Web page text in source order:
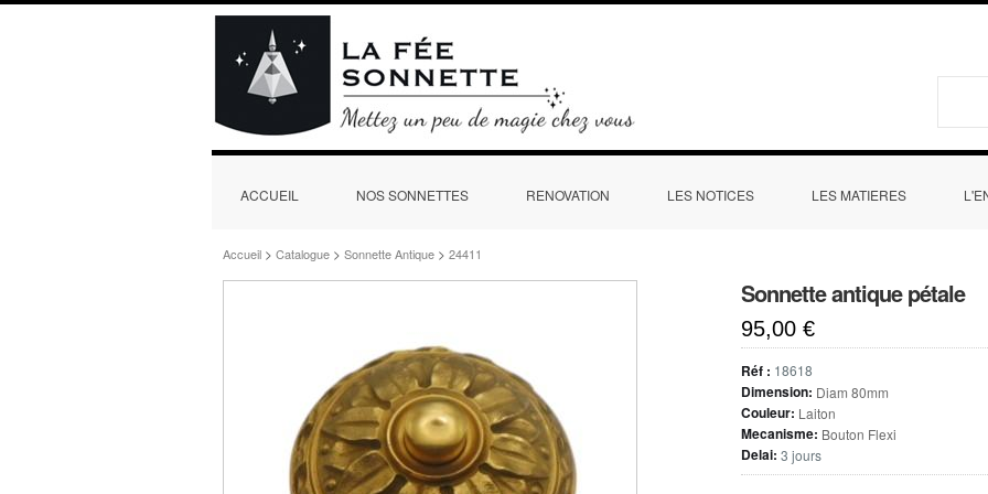
ACCUEIL NOS SONNETTES RENOVATION LES NOTICES LES MATIERES
Accueil > Catalogue > Sonnette Antique > 24411
Sonnette antique pétale
95,00 €
Réf : 18618
Dimension: Diam 80mm
Couleur: Laiton
Mecanisme: Bouton Flexi
Delai: 3 jours